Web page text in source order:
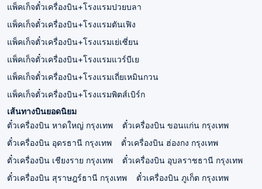
แพ็คเก็จตั๋วเครื่องบิน+โรงแรมปวยบลา
แพ็คเก็จตั๋วเครื่องบิน+โรงแรมตันเฟิง
แพ็คเก็จตั๋วเครื่องบิน+โรงแรมเย่เซี่ยน
แพ็คเก็จตั๋วเครื่องบิน+โรงแรมแวร์บีเย
แพ็คเก็จตั๋วเครื่องบิน+โรงแรมเถี่ยเหมินกวน
แพ็คเก็จตั๋วเครื่องบิน+โรงแรมพิตส์เบิร์ก
เส้นทางบินยอดนิยม
ตั๋วเครื่องบิน หาดใหญ่ กรุงเทพ
ตั๋วเครื่องบิน ขอนแก่น กรุงเทพ
ตั๋วเครื่องบิน อุดรธานี กรุงเทพ
ตั๋วเครื่องบิน ฮ่องกง กรุงเทพ
ตั๋วเครื่องบิน เชียงราย กรุงเทพ
ตั๋วเครื่องบิน อุบลราชธานี กรุงเทพ
ตั๋วเครื่องบิน สุราษฎร์ธานี กรุงเทพ
ตั๋วเครื่องบิน ภูเก็ต กรุงเทพ